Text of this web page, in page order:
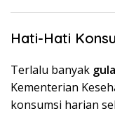
Hati-Hati
Terlalu banyak
Kementerian
konsumsi harian